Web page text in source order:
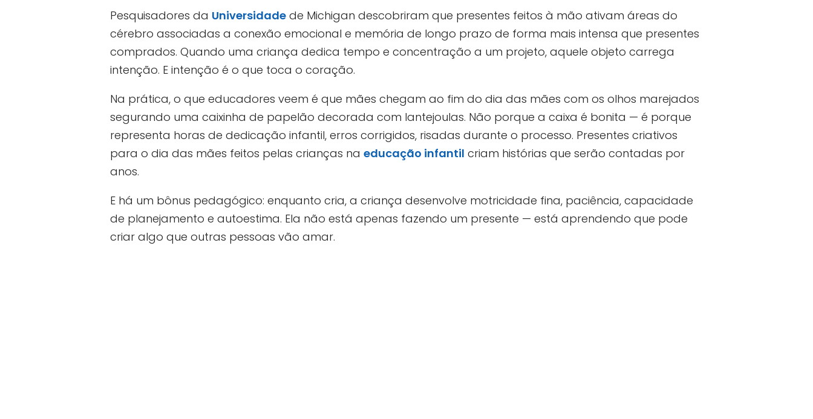
Pesquisadores da Universidade de Michigan descobriram que presentes feitos à mão ativam áreas do
cérebro associadas a conexão emocional e memória de longo prazo de forma mais intensa que presentes
comprados. Quando uma criança dedica tempo e concentração a um projeto, aquele objeto carrega
intenção. E intenção é o que toca o coração.
Na prática, o que educadores veem é que mães chegam ao fim do dia das mães com os olhos marejados
segurando uma caixinha de papelão decorada com lantejoulas. Não porque a caixa é bonita — é porque
representa horas de dedicação infantil, erros corrigidos, risadas durante o processo. Presentes criativos
para o dia das mães feitos pelas crianças na educação infantil criam histórias que serão contadas por
anos.
E há um bônus pedagógico: enquanto cria, a criança desenvolve motricidade fina, paciência, capacidade
de planejamento e autoestima. Ela não está apenas fazendo um presente — está aprendendo que pode
criar algo que outras pessoas vão amar.